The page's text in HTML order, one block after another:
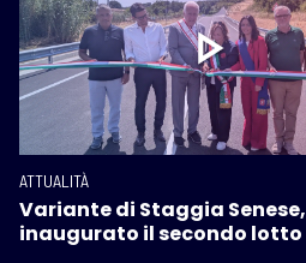
ATTUALITÀ
Variante di Staggia Senese,
inaugurato il secondo lotto